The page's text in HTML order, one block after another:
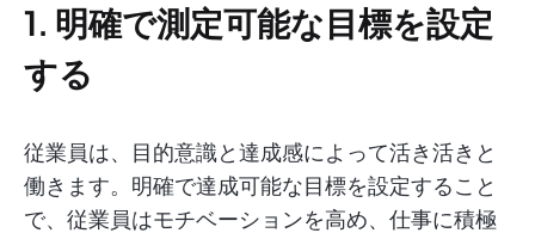
1. 明確で測定可能な目標を設定
する
従業員は、目的意識と達成感によって活き活きと
働きます。明確で達成可能な目標を設定すること
で、従業員はモチベーションを高め、仕事に積極